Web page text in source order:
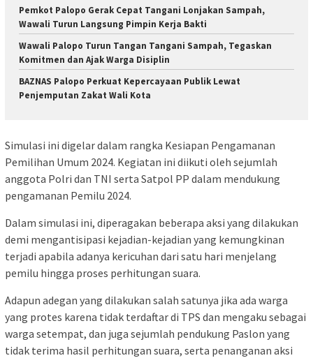
Pemkot Palopo Gerak Cepat Tangani Lonjakan Sampah,
Wawali Turun Langsung Pimpin Kerja Bakti
Wawali Palopo Turun Tangan Tangani Sampah, Tegaskan
Komitmen dan Ajak Warga Disiplin
BAZNAS Palopo Perkuat Kepercayaan Publik Lewat
Penjemputan Zakat Wali Kota
Simulasi ini digelar dalam rangka Kesiapan Pengamanan
Pemilihan Umum 2024. Kegiatan ini diikuti oleh sejumlah
anggota Polri dan TNI serta Satpol PP dalam mendukung
pengamanan Pemilu 2024.
Dalam simulasi ini, diperagakan beberapa aksi yang dilakukan
demi mengantisipasi kejadian-kejadian yang kemungkinan
terjadi apabila adanya kericuhan dari satu hari menjelang
pemilu hingga proses perhitungan suara.
Adapun adegan yang dilakukan salah satunya jika ada warga
yang protes karena tidak terdaftar di TPS dan mengaku sebagai
warga setempat, dan juga sejumlah pendukung Paslon yang
tidak terima hasil perhitungan suara, serta penanganan aksi